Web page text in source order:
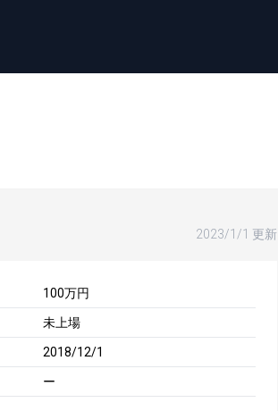
2023/1/1 更新
100万円
未上場
2018/12/1
ー